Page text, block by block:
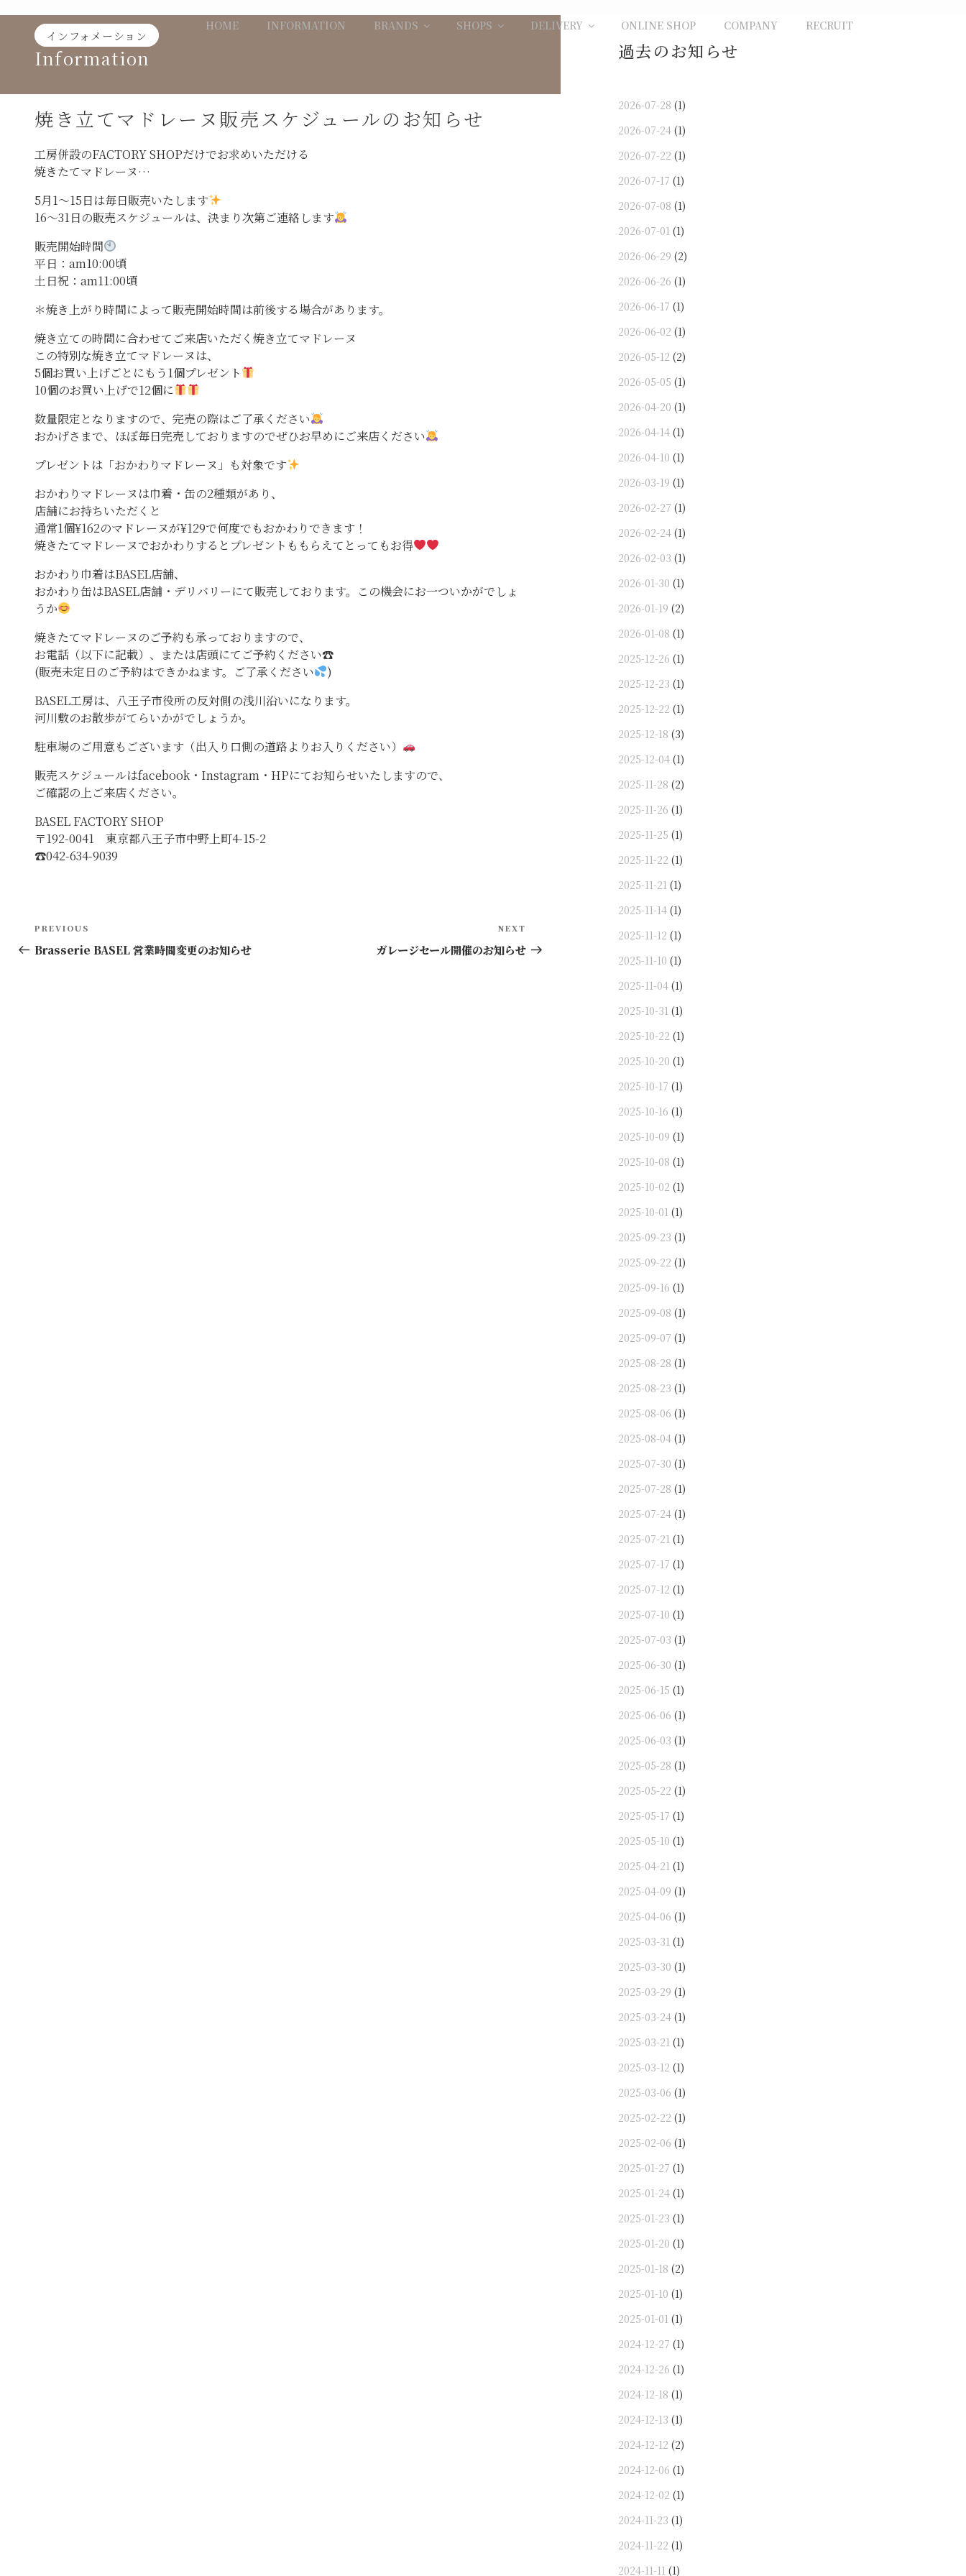
content
HOME INFORMATION BRANDS SHOPS DELIVERY ONLINE SHOP COMPANY RECRUIT
インフォメーション
Information
焼き立てマドレーヌ販売スケジュールのお知らせ
工房併設のFACTORY SHOPだけでお求めいただける
焼きたてマドレーヌ…
5月1〜15日は毎日販売いたします
16〜31日の販売スケジュールは、決まり次第ご連絡します
販売開始時間
平日：am10:00頃
土日祝：am11:00頃
＊焼き上がり時間によって販売開始時間は前後する場合があります。
焼き立ての時間に合わせてご来店いただく焼き立てマドレーヌ
この特別な焼き立てマドレーヌは、
5個お買い上げごとにもう1個プレゼント
10個のお買い上げで12個に
数量限定となりますので、完売の際はご了承ください
おかげさまで、ほぼ毎日完売しておりますのでぜひお早めにご来店ください
プレゼントは「おかわりマドレーヌ」も対象です
おかわりマドレーヌは巾着・缶の2種類があり、
店舗にお持ちいただくと
通常1個¥162のマドレーヌが¥129で何度でもおかわりできます！
焼きたてマドレーヌでおかわりするとプレゼントももらえてとってもお得
おかわり巾着はBASEL店舗、
おかわり缶はBASEL店舗・デリバリーにて販売しております。この機会にお一ついかがでしょ
うか
焼きたてマドレーヌのご予約も承っておりますので、
お電話（以下に記載）、または店頭にてご予約ください☎︎
(販売未定日のご予約はできかねます。ご了承ください
)
BASEL工房は、八王子市役所の反対側の浅川沿いになります。
河川敷のお散歩がてらいかがでしょうか。
駐車場のご用意もございます（出入り口側の道路よりお入りください）
販売スケジュールはfacebook・Instagram・HPにてお知らせいたしますので、
ご確認の上ご来店ください。
BASEL FACTORY SHOP
〒192-0041 東京都八王子市中野上町4-15-2
☎︎042-634-9039
投
稿
Previous
Post
PREVIOUS
Brasserie BASEL 営業時間変更のお知らせ
Post
NEXT
ガレージセール開催のお知らせ
過去のお知らせ
2026-07-28 (1)
2026-07-24 (1)
2026-07-22 (1)
2026-07-17 (1)
2026-07-08 (1)
2026-07-01 (1)
2026-06-29 (2)
2026-06-26 (1)
2026-06-17 (1)
2026-06-02 (1)
2026-05-12 (2)
2026-05-05 (1)
2026-04-20 (1)
2026-04-14 (1)
2026-04-10 (1)
2026-03-19 (1)
2026-02-27 (1)
2026-02-24 (1)
2026-02-03 (1)
2026-01-30 (1)
2026-01-19 (2)
2026-01-08 (1)
2025-12-26 (1)
2025-12-23 (1)
2025-12-22 (1)
2025-12-18 (3)
2025-12-04 (1)
2025-11-28 (2)
2025-11-26 (1)
2025-11-25 (1)
2025-11-22 (1)
2025-11-21 (1)
2025-11-14 (1)
2025-11-12 (1)
2025-11-10 (1)
2025-11-04 (1)
2025-10-31 (1)
2025-10-22 (1)
2025-10-20 (1)
2025-10-17 (1)
2025-10-16 (1)
2025-10-09 (1)
2025-10-08 (1)
2025-10-02 (1)
2025-10-01 (1)
2025-09-23 (1)
2025-09-22 (1)
2025-09-16 (1)
2025-09-08 (1)
2025-09-07 (1)
2025-08-28 (1)
2025-08-23 (1)
2025-08-06 (1)
2025-08-04 (1)
2025-07-30 (1)
2025-07-28 (1)
2025-07-24 (1)
2025-07-21 (1)
2025-07-17 (1)
2025-07-12 (1)
2025-07-10 (1)
2025-07-03 (1)
2025-06-30 (1)
2025-06-15 (1)
2025-06-06 (1)
2025-06-03 (1)
2025-05-28 (1)
2025-05-22 (1)
2025-05-17 (1)
2025-05-10 (1)
2025-04-21 (1)
2025-04-09 (1)
2025-04-06 (1)
2025-03-31 (1)
2025-03-30 (1)
2025-03-29 (1)
2025-03-24 (1)
2025-03-21 (1)
2025-03-12 (1)
2025-03-06 (1)
2025-02-22 (1)
2025-02-06 (1)
2025-01-27 (1)
2025-01-24 (1)
2025-01-23 (1)
2025-01-20 (1)
2025-01-18 (2)
2025-01-10 (1)
2025-01-01 (1)
2024-12-27 (1)
2024-12-26 (1)
2024-12-18 (1)
2024-12-13 (1)
2024-12-12 (2)
2024-12-06 (1)
2024-12-02 (1)
2024-11-23 (1)
2024-11-22 (1)
2024-11-11 (1)